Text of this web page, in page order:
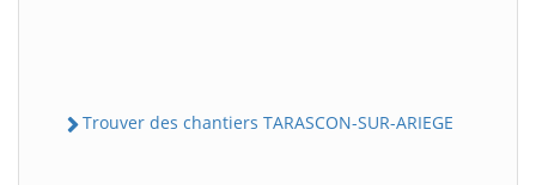
Trouver des chantiers TARASCON-SUR-ARIEGE